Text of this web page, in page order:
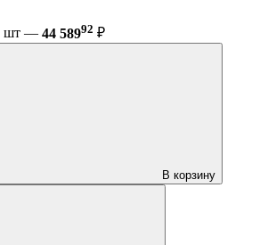
шт — 44 58992 ₽
В корзину